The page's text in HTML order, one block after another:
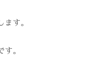
ます。
。